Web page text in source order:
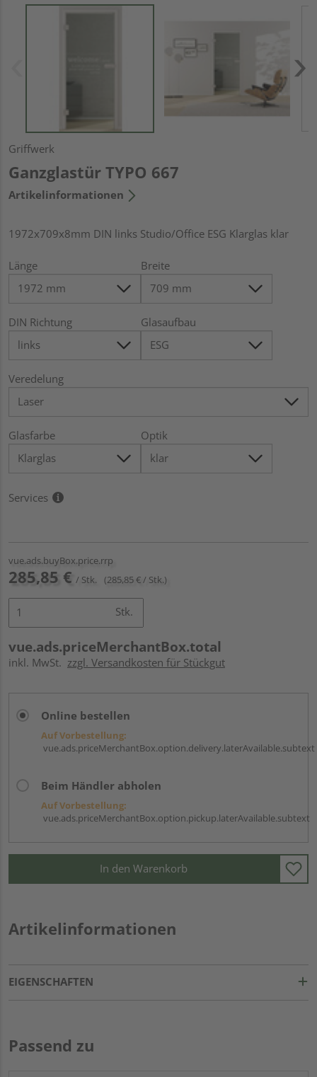
Griffwerk
Ganzglastür TYPO 667
Artikelinformationen
1972x709x8mm DIN links Studio/Office ESG Klarglas klar
Länge Breite
DIN Richtung Glasaufbau
Veredelung
Glasfarbe Optik
Services
vue.ads.buyBox.price.rrp
285,85 € / Stk. (285,85 € / Stk.)
Stk.
vue.ads.priceMerchantBox.total
inkl. MwSt. zzgl. Versandkosten für Stückgut
Online bestellen
Auf Vorbestellung:
vue.ads.priceMerchantBox.option.delivery.laterAvailable.subtext
Beim Händler abholen
Auf Vorbestellung:
vue.ads.priceMerchantBox.option.pickup.laterAvailable.subtext
In den Warenkorb
Artikelinformationen
EIGENSCHAFTEN
Passend zu